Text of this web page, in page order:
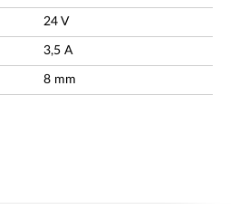
24 V
3,5 A
8 mm